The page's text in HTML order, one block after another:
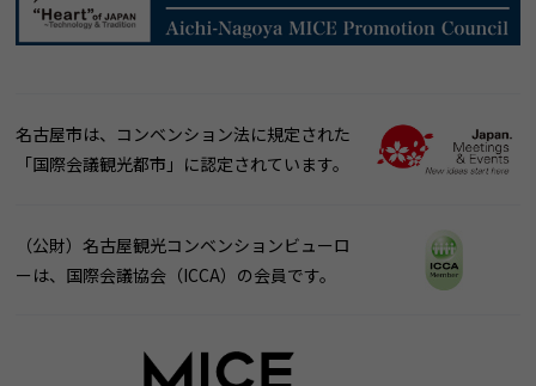
名古屋市は、コンベンション法に規定された
「国際会議観光都市」に認定されています。
（公財）名古屋観光コンベンションビューロ
ーは、国際会議協会（ICCA）の会員です。